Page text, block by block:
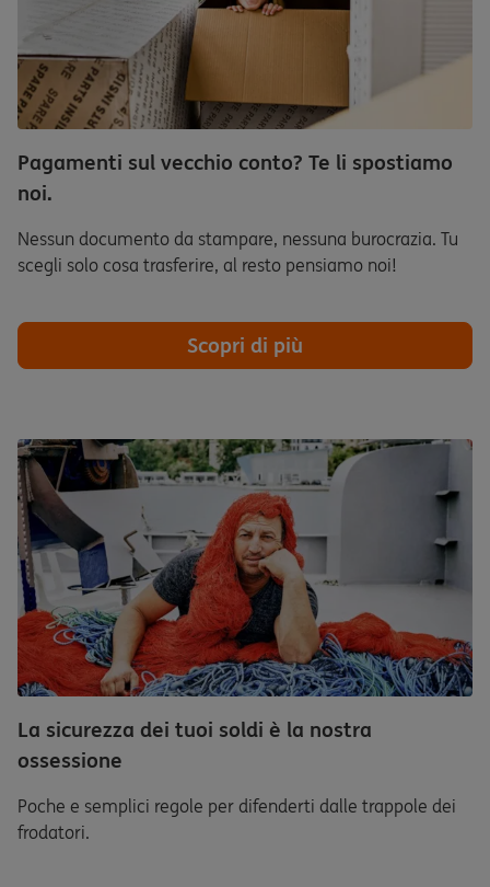
Pagamenti sul vecchio conto? Te li spostiamo
noi.
Nessun documento da stampare, nessuna burocrazia. Tu
scegli solo cosa trasferire, al resto pensiamo noi!
Scopri di più
La sicurezza dei tuoi soldi è la nostra
ossessione
Poche e semplici regole per difenderti dalle trappole dei
frodatori.